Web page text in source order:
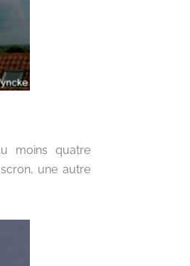
moins quatre
une autre